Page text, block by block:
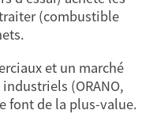
(combustible
et un marché
(ORANO,
font de la plus-value.